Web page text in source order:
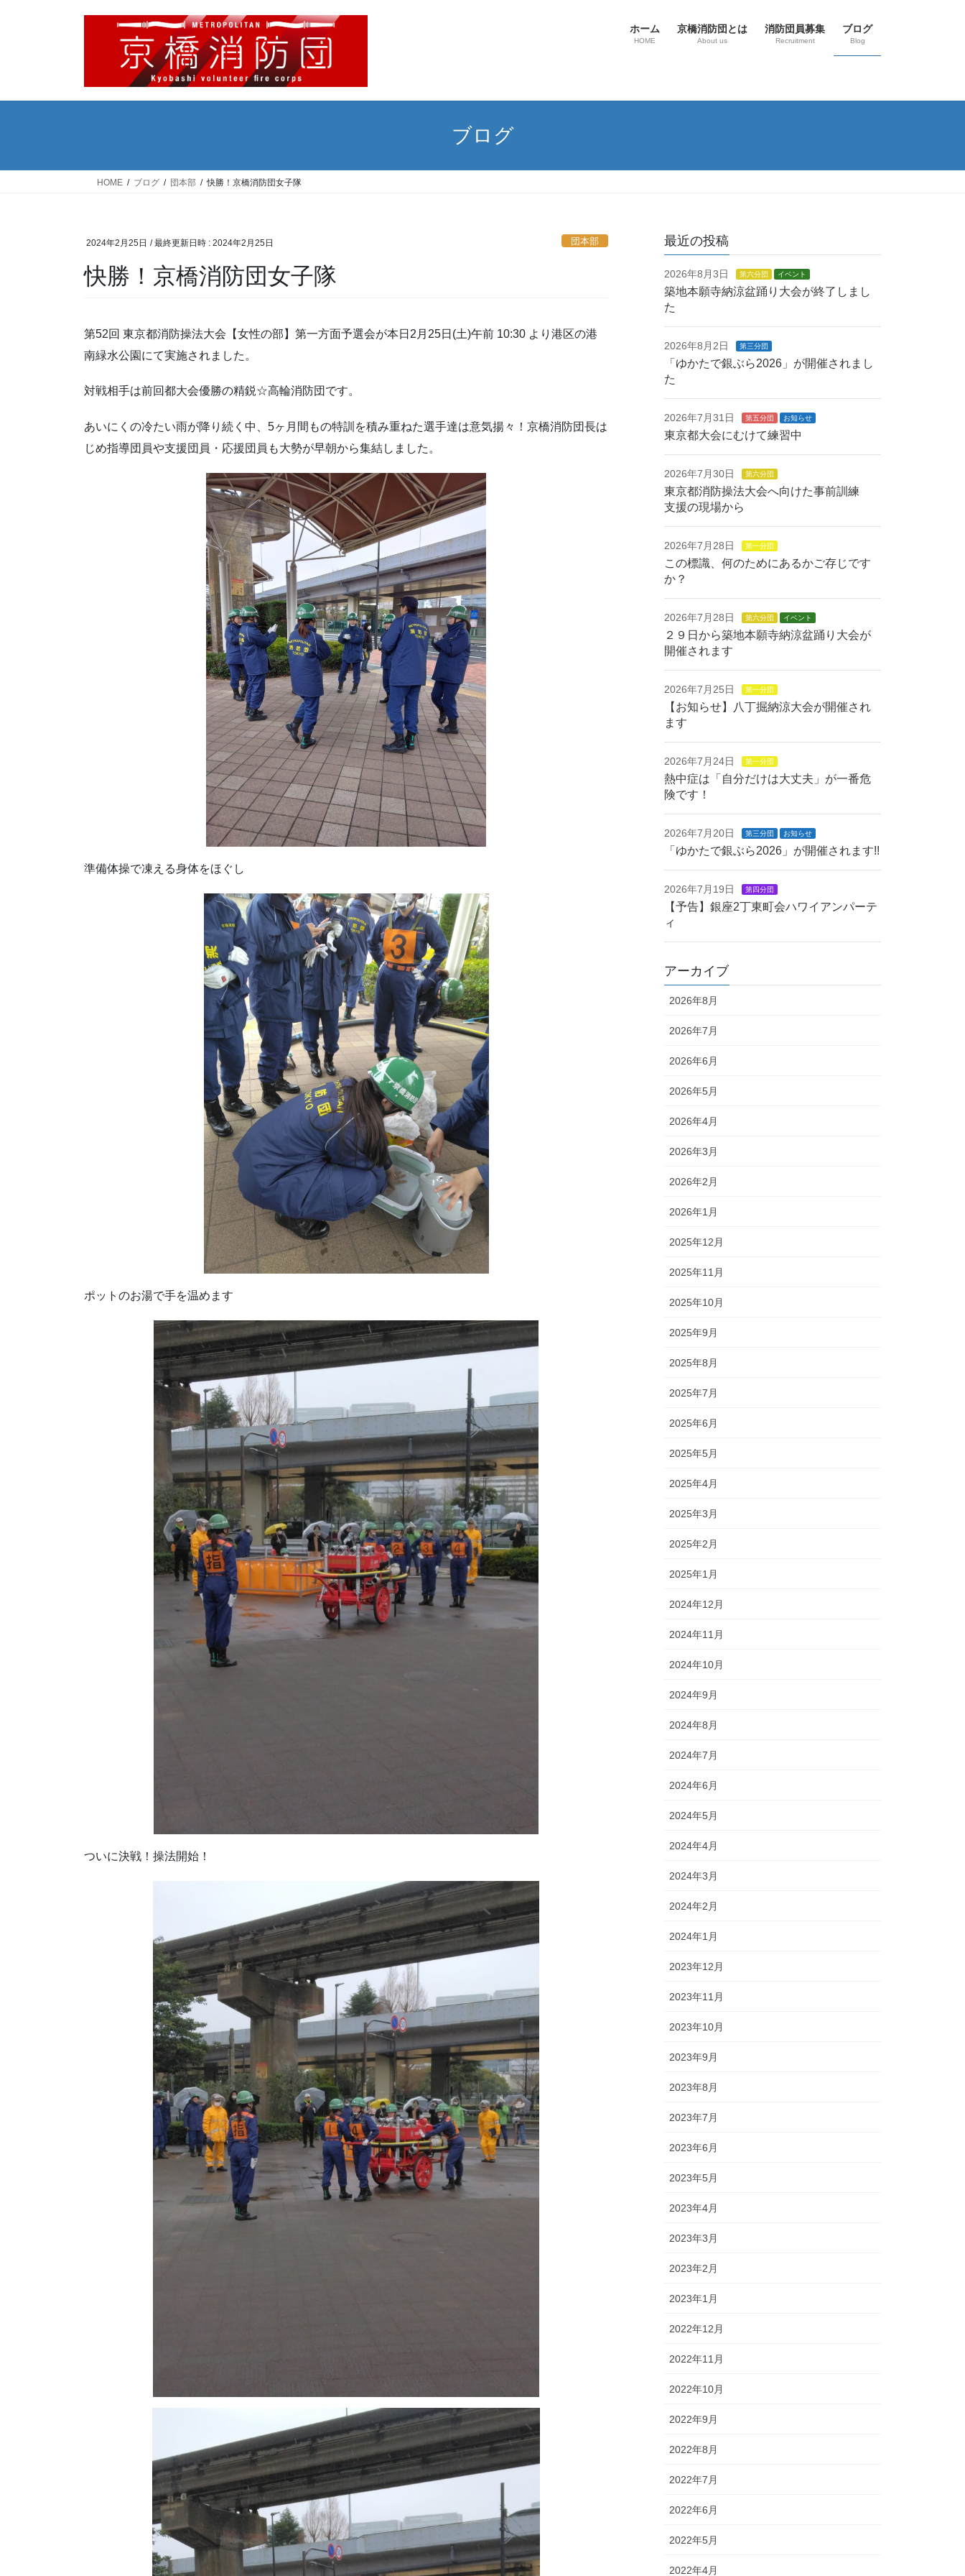
ホーム
HOME
京橋消防団とは
About us
消防団員募集
Recruitment
ブログ
Blog
ブログ
HOME ブログ 団本部 快勝！京橋消防団女子隊
2024年2月25日 / 最終更新日時 : 2024年2月25日 団本部
快勝！京橋消防団女子隊
第52回 東京都消防操法大会【女性の部】第一方面予選会が本日2月25日(土)午前 10:30 より港区の港
南緑水公園にて実施されました。
対戦相手は前回都大会優勝の精鋭☆高輪消防団です。
あいにくの冷たい雨が降り続く中、5ヶ月間もの特訓を積み重ねた選手達は意気揚々！京橋消防団長は
じめ指導団員や支援団員・応援団員も大勢が早朝から集結しました。
準備体操で凍える身体をほぐし
ポットのお湯で手を温めます
ついに決戦！操法開始！
最近の投稿
2026年8月3日 第六分団 イベント
築地本願寺納涼盆踊り大会が終了しまし
た
2026年8月2日 第三分団
「ゆかたで銀ぶら2026」が開催されまし
た
2026年7月31日 第五分団 お知らせ
東京都大会にむけて練習中
2026年7月30日 第六分団
東京都消防操法大会へ向けた事前訓練
支援の現場から
2026年7月28日 第一分団
この標識、何のためにあるかご存じです
か？
2026年7月28日 第六分団 イベント
２９日から築地本願寺納涼盆踊り大会が
開催されます
2026年7月25日 第一分団
【お知らせ】八丁掘納涼大会が開催され
ます
2026年7月24日 第一分団
熱中症は「自分だけは大丈夫」が一番危
険です！
2026年7月20日 第三分団 お知らせ
「ゆかたで銀ぶら2026」が開催されます!!
2026年7月19日 第四分団
【予告】銀座2丁東町会ハワイアンパーテ
ィ
アーカイブ
2026年8月
2026年7月
2026年6月
2026年5月
2026年4月
2026年3月
2026年2月
2026年1月
2025年12月
2025年11月
2025年10月
2025年9月
2025年8月
2025年7月
2025年6月
2025年5月
2025年4月
2025年3月
2025年2月
2025年1月
2024年12月
2024年11月
2024年10月
2024年9月
2024年8月
2024年7月
2024年6月
2024年5月
2024年4月
2024年3月
2024年2月
2024年1月
2023年12月
2023年11月
2023年10月
2023年9月
2023年8月
2023年7月
2023年6月
2023年5月
2023年4月
2023年3月
2023年2月
2023年1月
2022年12月
2022年11月
2022年10月
2022年9月
2022年8月
2022年7月
2022年6月
2022年5月
2022年4月